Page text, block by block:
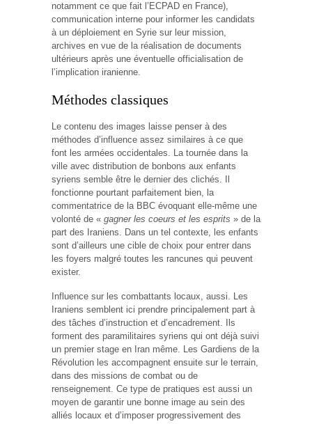
notamment ce que fait l’ECPAD en France),
communication interne pour informer les candidats
à un déploiement en Syrie sur leur mission,
archives en vue de la réalisation de documents
ultérieurs après une éventuelle officialisation de
l’implication iranienne.
Méthodes classiques
Le contenu des images laisse penser à des
méthodes d’influence assez similaires à ce que
font les armées occidentales. La tournée dans la
ville avec distribution de bonbons aux enfants
syriens semble être le dernier des clichés. Il
fonctionne pourtant parfaitement bien, la
commentatrice de la BBC évoquant elle-même une
volonté de « gagner les coeurs et les esprits » de la
part des Iraniens. Dans un tel contexte, les enfants
sont d’ailleurs une cible de choix pour entrer dans
les foyers malgré toutes les rancunes qui peuvent
exister.
Influence sur les combattants locaux, aussi. Les
Iraniens semblent ici prendre principalement part à
des tâches d’instruction et d’encadrement. Ils
forment des paramilitaires syriens qui ont déjà suivi
un premier stage en Iran même. Les Gardiens de la
Révolution les accompagnent ensuite sur le terrain,
dans des missions de combat ou de
renseignement. Ce type de pratiques est aussi un
moyen de garantir une bonne image au sein des
alliés locaux et d’imposer progressivement des